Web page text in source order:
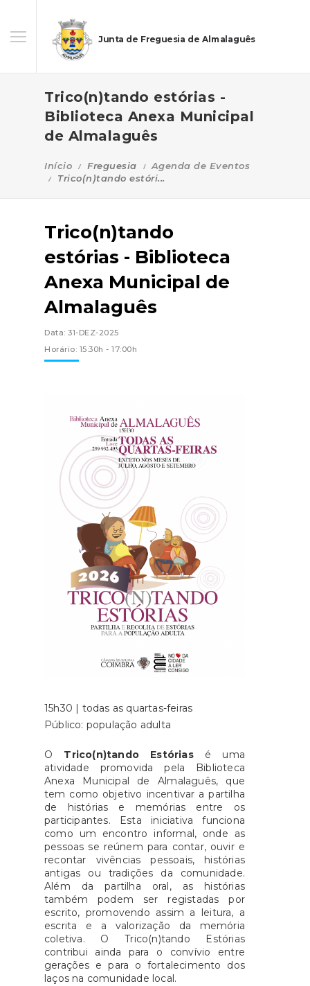
Junta de Freguesia de Almalaguês
Trico(n)tando estórias -
Biblioteca Anexa Municipal
de Almalaguês
Início Freguesia
Agenda de Eventos
Trico(n)tando estóri...
Trico(n)tando
estórias - Biblioteca
Anexa Municipal de
Almalaguês
Data: 31-DEZ-2025
Horário: 15:30h - 17:00h
15h30 | todas as quartas-feiras
Público: população adulta
O Trico(n)tando Estóriasé uma
atividade promovida pela Biblioteca
Anexa Municipal de Almalaguês, que
tem como objetivo incentivar a partilha
de histórias e memórias entre os
participantes. Esta iniciativa funciona
como um encontro informal, onde as
pessoas se reúnem para contar, ouvir e
recontar vivências pessoais, histórias
antigas ou tradições da comunidade.
Além da partilha oral, as histórias
também podem ser registadas por
escrito, promovendo assim a leitura, a
escrita e a valorização da memória
coletiva. O Trico(n)tando Estórias
contribui ainda para o convívio entre
gerações e para o fortalecimento dos
laços na comunidade local.